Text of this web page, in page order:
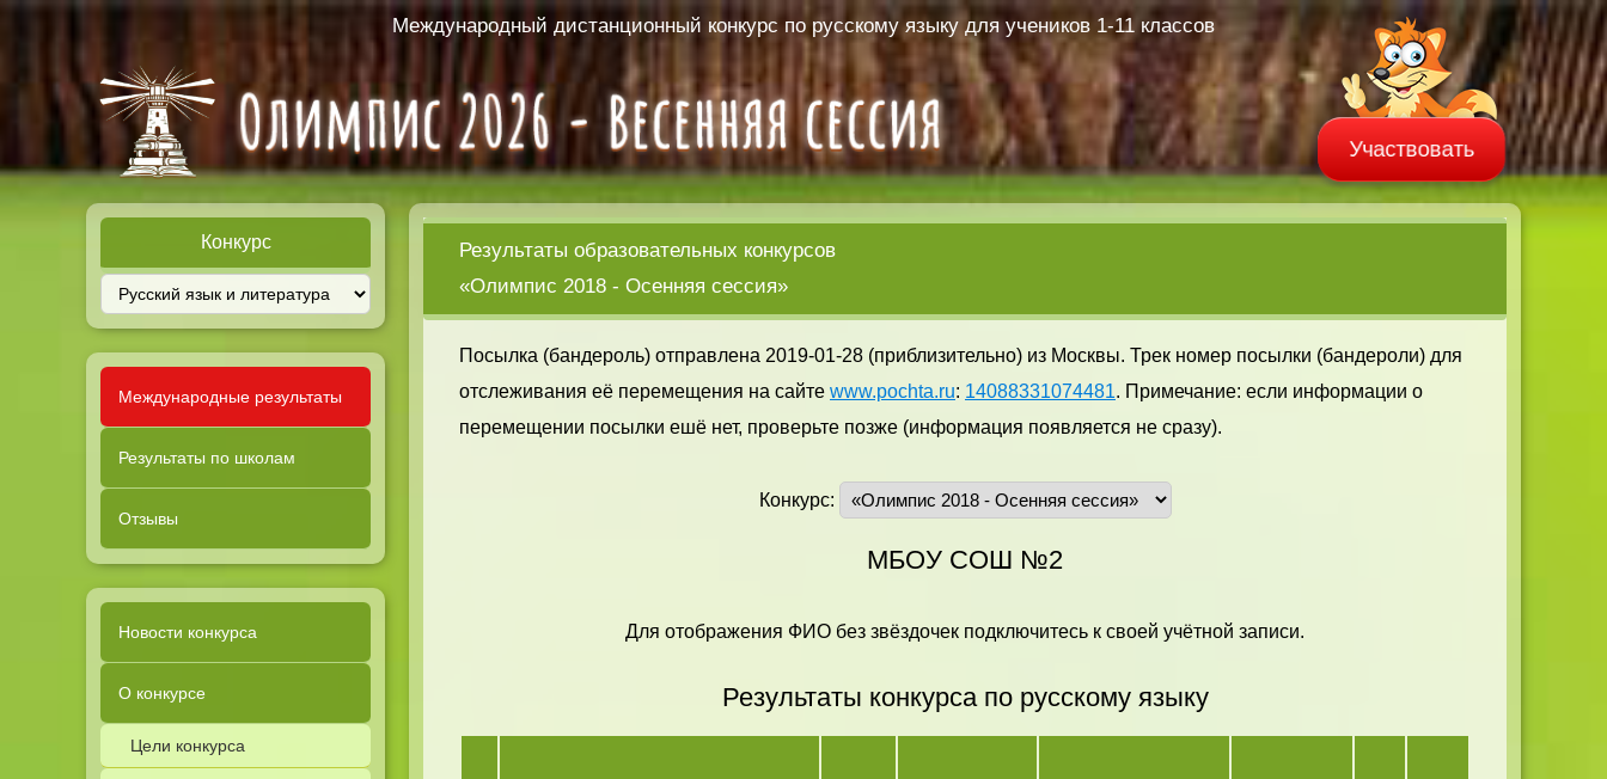
Международный дистанционный конкурс по русскому языку для учеников 1-11 классов
Участвовать
Конкурс
Международные результаты
Результаты по школам
Отзывы
Новости конкурса
О конкурсе
Цели конкурса
Результаты образовательных конкурсов
«Олимпис 2018 - Осенняя сессия»
Посылка (бандероль) отправлена 2019-01-28 (приблизительно) из Москвы. Трек номер посылки (бандероли) для
отслеживания её перемещения на сайте www.pochta.ru: 14088331074481. Примечание: если информации о
перемещении посылки ешё нет, проверьте позже (информация появляется не сразу).
Конкурс:
МБОУ СОШ №2
Для отображения ФИО без звёздочек подключитесь к своей учётной записи.
Результаты конкурса по русскому языку